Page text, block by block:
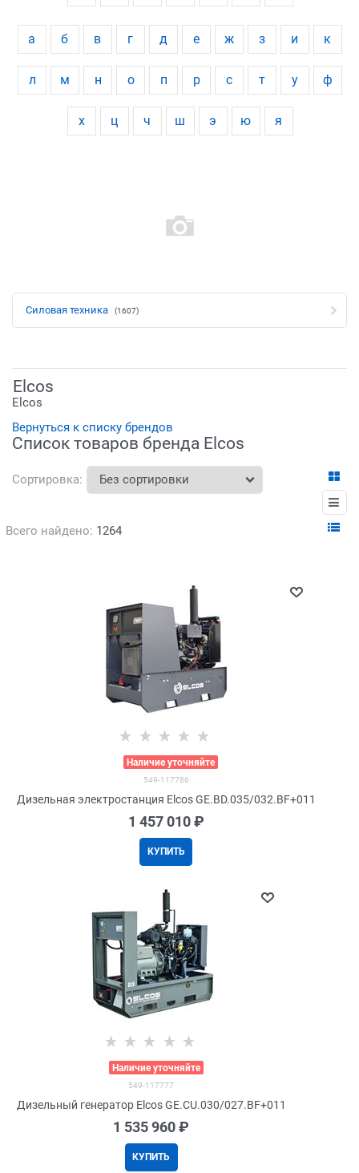
а б в г д е ж з и к
л м н о п р с т у ф
х ц ч ш э ю я
Силовая техника (1607)
Elcos
Elcos
Вернуться к списку брендов
Список товаров бренда Elcos
Сортировка:
Всего найдено: 1264
Наличие уточняйте
549-117786
Дизельная электростанция Elcos GE.BD.035/032.BF+011
1 457 010 ₽
КУПИТЬ
Наличие уточняйте
549-117777
Дизельный генератор Elcos GE.CU.030/027.BF+011
1 535 960 ₽
КУПИТЬ